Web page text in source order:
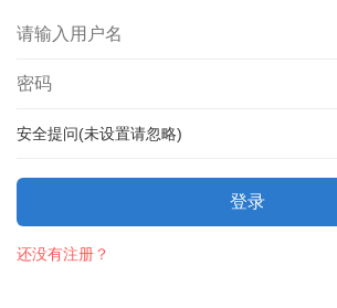
安全提问(未设置请忽略)
登录
还没有注册？